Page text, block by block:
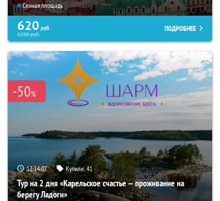
Сенная площадь
620 руб.
6290руб.
ПОДРОБНЕЕ
-50%
12:14:06 Купили:41
Тур на 2 дня «Карельское счастье — проживание на
берегу Ладоги»